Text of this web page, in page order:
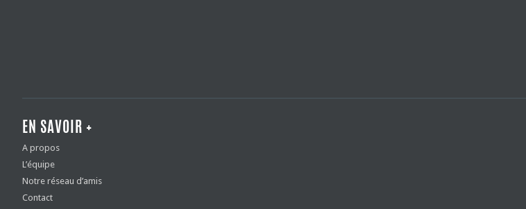
EN SAVOIR +
A propos
L’équipe
Notre réseau d’amis
Contact